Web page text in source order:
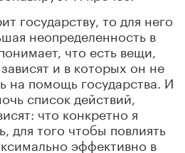
государству, то для него
неопределенность в
что есть вещи,
и в которых он не
на помощь государства. И
список действий,
что конкретно я
для того чтобы повлиять
эффективно в